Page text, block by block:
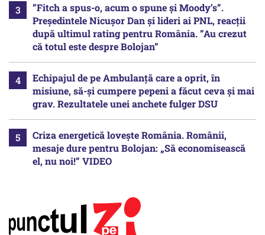
”Fitch a spus-o, acum o spune și Moody’s”.
Președintele Nicușor Dan și lideri ai PNL, reacții
după ultimul rating pentru România. ”Au crezut
că totul este despre Bolojan”
Echipajul de pe Ambulanță care a oprit, în
misiune, să-și cumpere pepeni a făcut ceva și mai
grav. Rezultatele unei anchete fulger DSU
Criza energetică lovește România. Românii,
mesaje dure pentru Bolojan: „Să economisească
el, nu noi!” VIDEO